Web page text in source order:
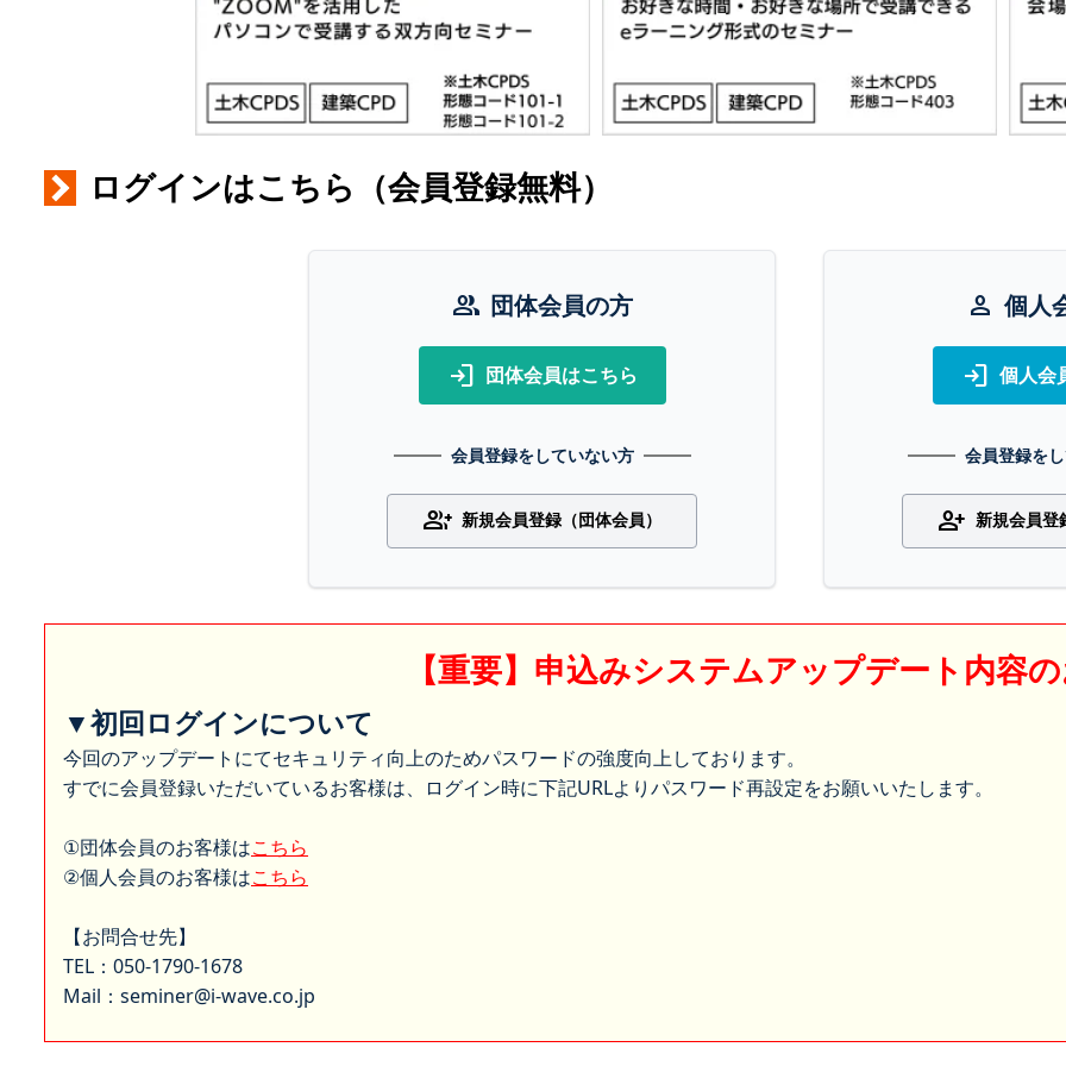
ログインはこちら（会員登録無料）
group 団体会員の方
login 団体会員はこちら
会員登録をしていない方
group_add 新規会員登録（団体会員）
person 個人
login 個人会
会員登録を
person_add 新規会員登
【重要】申込みシステムアップデート内容
▼初回ログインについて
今回のアップデートにてセキュリティ向上のためパスワードの強度向上しております。
すでに会員登録いただいているお客様は、ログイン時に下記URLよりパスワード再設定をお願いいたします。
①団体会員のお客様はこちら
②個人会員のお客様はこちら
【お問合せ先】
TEL：050-1790-1678
Mail：seminer@i-wave.co.jp